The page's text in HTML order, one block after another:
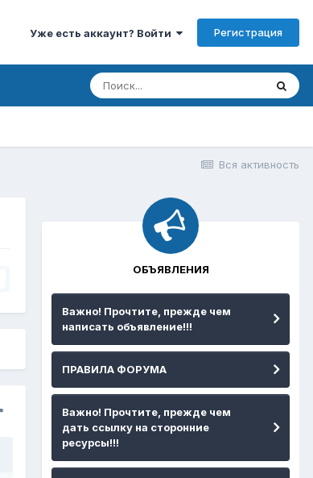
Уже есть аккаунт? Войти Регистрация
Вся активность
ОБЪЯВЛЕНИЯ
Важно! Прочтите, прежде чем
написать объявление!!!
ПРАВИЛА ФОРУМА
Важно! Прочтите, прежде чем
дать ссылку на сторонние
ресурсы!!!